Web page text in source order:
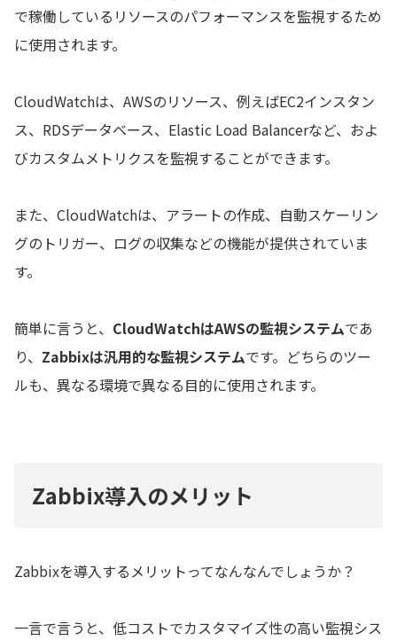
で稼働しているリソースのパフォーマンスを監視するため
に使用されます。
CloudWatchは、AWSのリソース、例えばEC2インスタン
ス、RDSデータベース、Elastic Load Balancerなど、およ
びカスタムメトリクスを監視することができます。
また、CloudWatchは、アラートの作成、自動スケーリン
グのトリガー、ログの収集などの機能が提供されていま
す。
簡単に言うと、 CloudWatchはAWSの監視システムであ
り、 Zabbixは汎用的な監視システムです。どちらのツー
ルも、異なる環境で異なる目的に使用されます。
Zabbix導入のメリット
Zabbixを導入するメリットってなんなんでしょうか？
一言で言うと、低コストでカスタマイズ性の高い監視シス